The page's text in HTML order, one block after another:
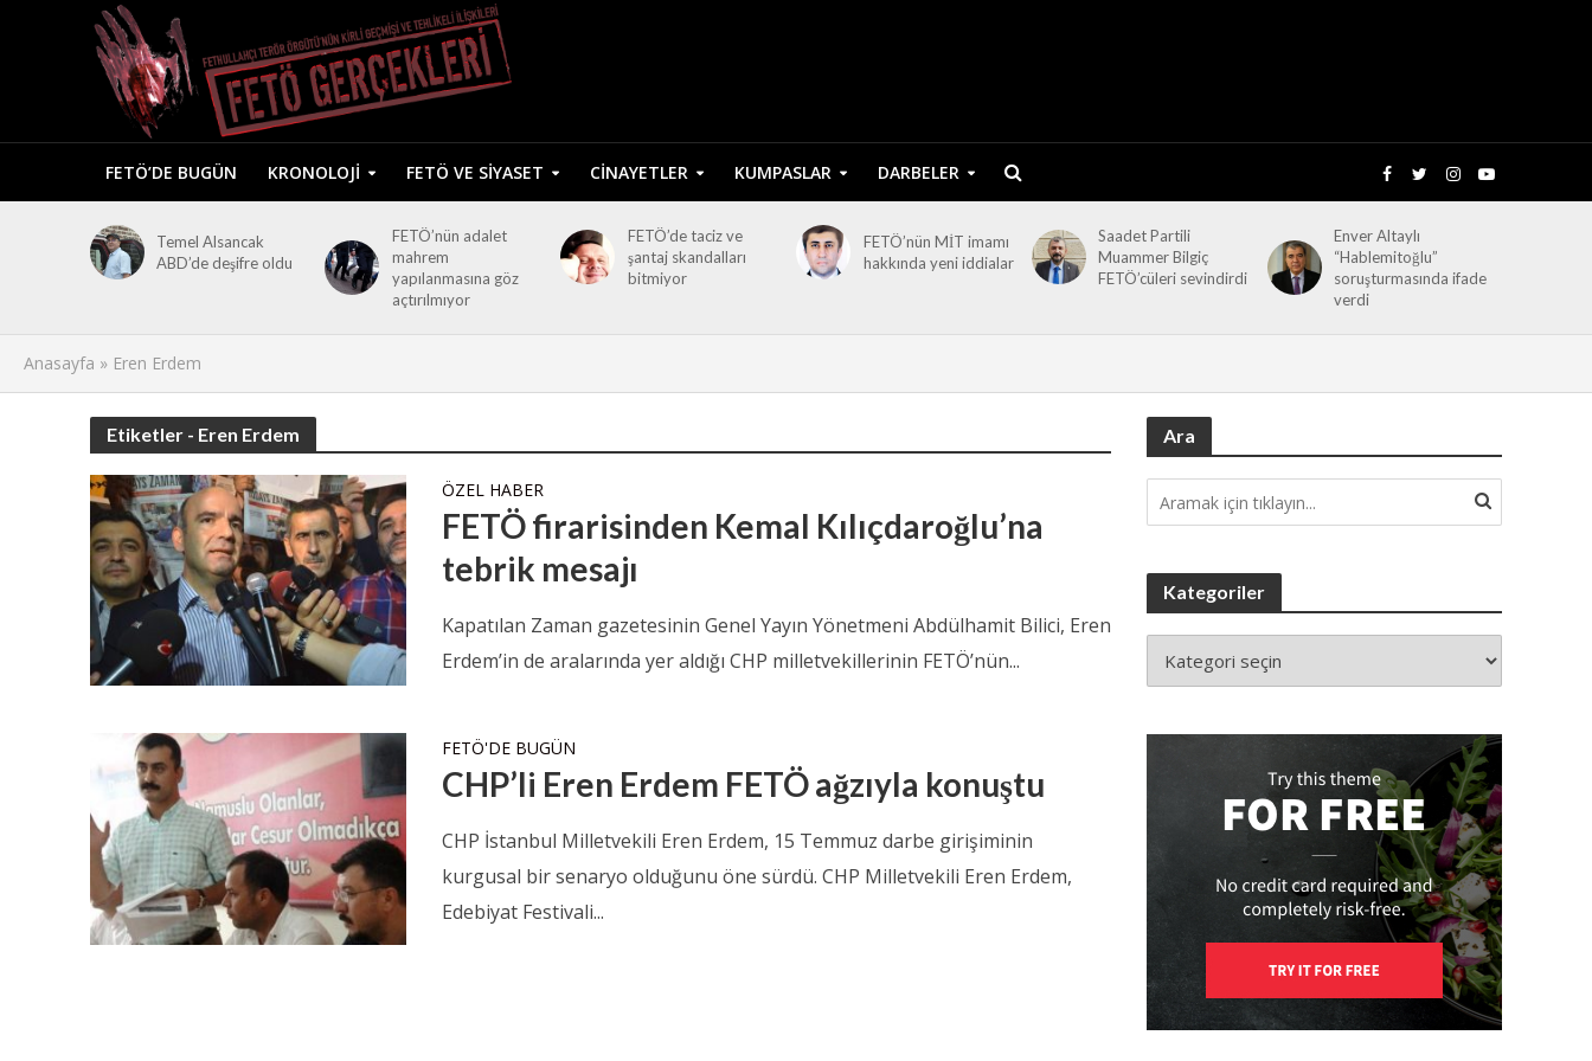
FETÖ’DE BUGÜN KRONOLOJI FETÖ VE SIYASET CINAYETLER KUMPASLAR DARBELER
Temel Alsancak
ABD’de deşifre oldu
FETÖ’nün adalet
mahrem
yapılanmasına göz
açtırılmıyor
FETÖ’de taciz ve
şantaj skandalları
bitmiyor
FETÖ’nün MİT imamı
hakkında yeni iddialar
Saadet Partili
Muammer Bilgiç
FETÖ’cüleri sevindirdi
Enver Altaylı
“Hablemitoğlu”
soruşturmasında ifade
verdi
Anasayfa » Eren Erdem
Etiketler - Eren Erdem
ÖZEL HABER
FETÖ firarisinden Kemal Kılıçdaroğlu’na
tebrik mesajı
Kapatılan Zaman gazetesinin Genel Yayın Yönetmeni Abdülhamit Bilici, Eren
Erdem’in de aralarında yer aldığı CHP milletvekillerinin FETÖ’nün...
FETÖ'DE BUGÜN
CHP’li Eren Erdem FETÖ ağzıyla konuştu
CHP İstanbul Milletvekili Eren Erdem, 15 Temmuz darbe girişiminin
kurgusal bir senaryo olduğunu öne sürdü. CHP Milletvekili Eren Erdem,
Edebiyat Festivali...
Ara
Kategoriler